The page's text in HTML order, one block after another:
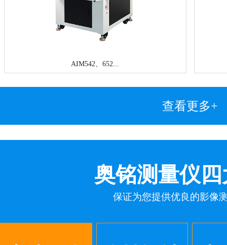
AIM542、652...
查看更多+
奥铭测量仪
保证为您提供优良的影像